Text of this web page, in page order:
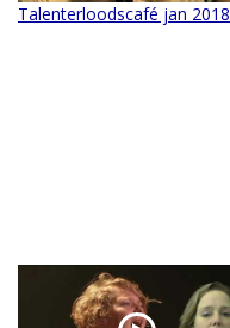
Talenterloodscafé jan 2018